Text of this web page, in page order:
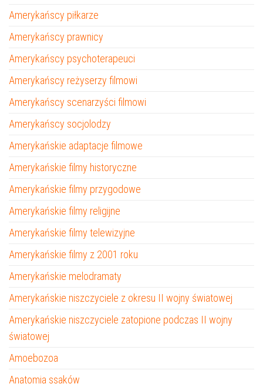
Amerykańscy piłkarze
Amerykańscy prawnicy
Amerykańscy psychoterapeuci
Amerykańscy reżyserzy filmowi
Amerykańscy scenarzyści filmowi
Amerykańscy socjolodzy
Amerykańskie adaptacje filmowe
Amerykańskie filmy historyczne
Amerykańskie filmy przygodowe
Amerykańskie filmy religijne
Amerykańskie filmy telewizyjne
Amerykańskie filmy z 2001 roku
Amerykańskie melodramaty
Amerykańskie niszczyciele z okresu II wojny światowej
Amerykańskie niszczyciele zatopione podczas II wojny
światowej
Amoebozoa
Anatomia ssaków